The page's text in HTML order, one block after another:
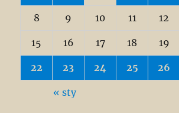
8 9 10 11 12
15 16 17 18 19
22 23 24 25 26
« sty